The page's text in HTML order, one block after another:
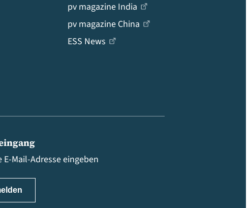
pv magazine India
pv magazine China
ESS News
Mail-Adresse eingeben